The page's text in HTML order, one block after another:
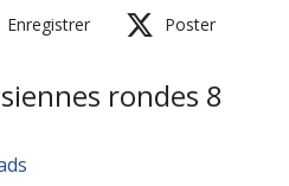
Enregistrer Poster
rondes 8